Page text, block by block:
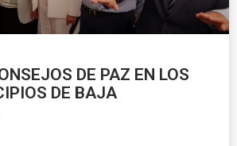
DE PAZ EN LOS
DE BAJA